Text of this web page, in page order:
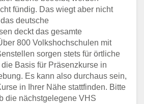
fündig. Das wiegt aber nicht
deutsche
deckt das gesamte
800 Volkshochschulen mit
sorgen stets für örtliche
Basis für Präsenzkurse in
Es kann also durchaus sein,
in Ihrer Nähe stattfinden. Bitte
die nächstgelegene VHS